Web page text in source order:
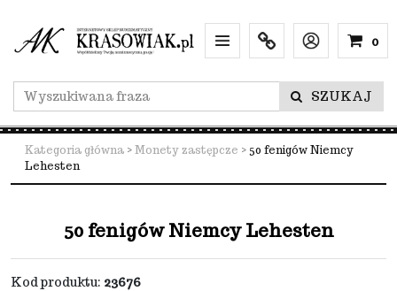
Menu Info Lang
SZUKAJ
0
Kategoria główna > Monety zastępcze > 50 fenigów Niemcy
Lehesten
50 fenigów Niemcy Lehesten
Kod produktu: 23676